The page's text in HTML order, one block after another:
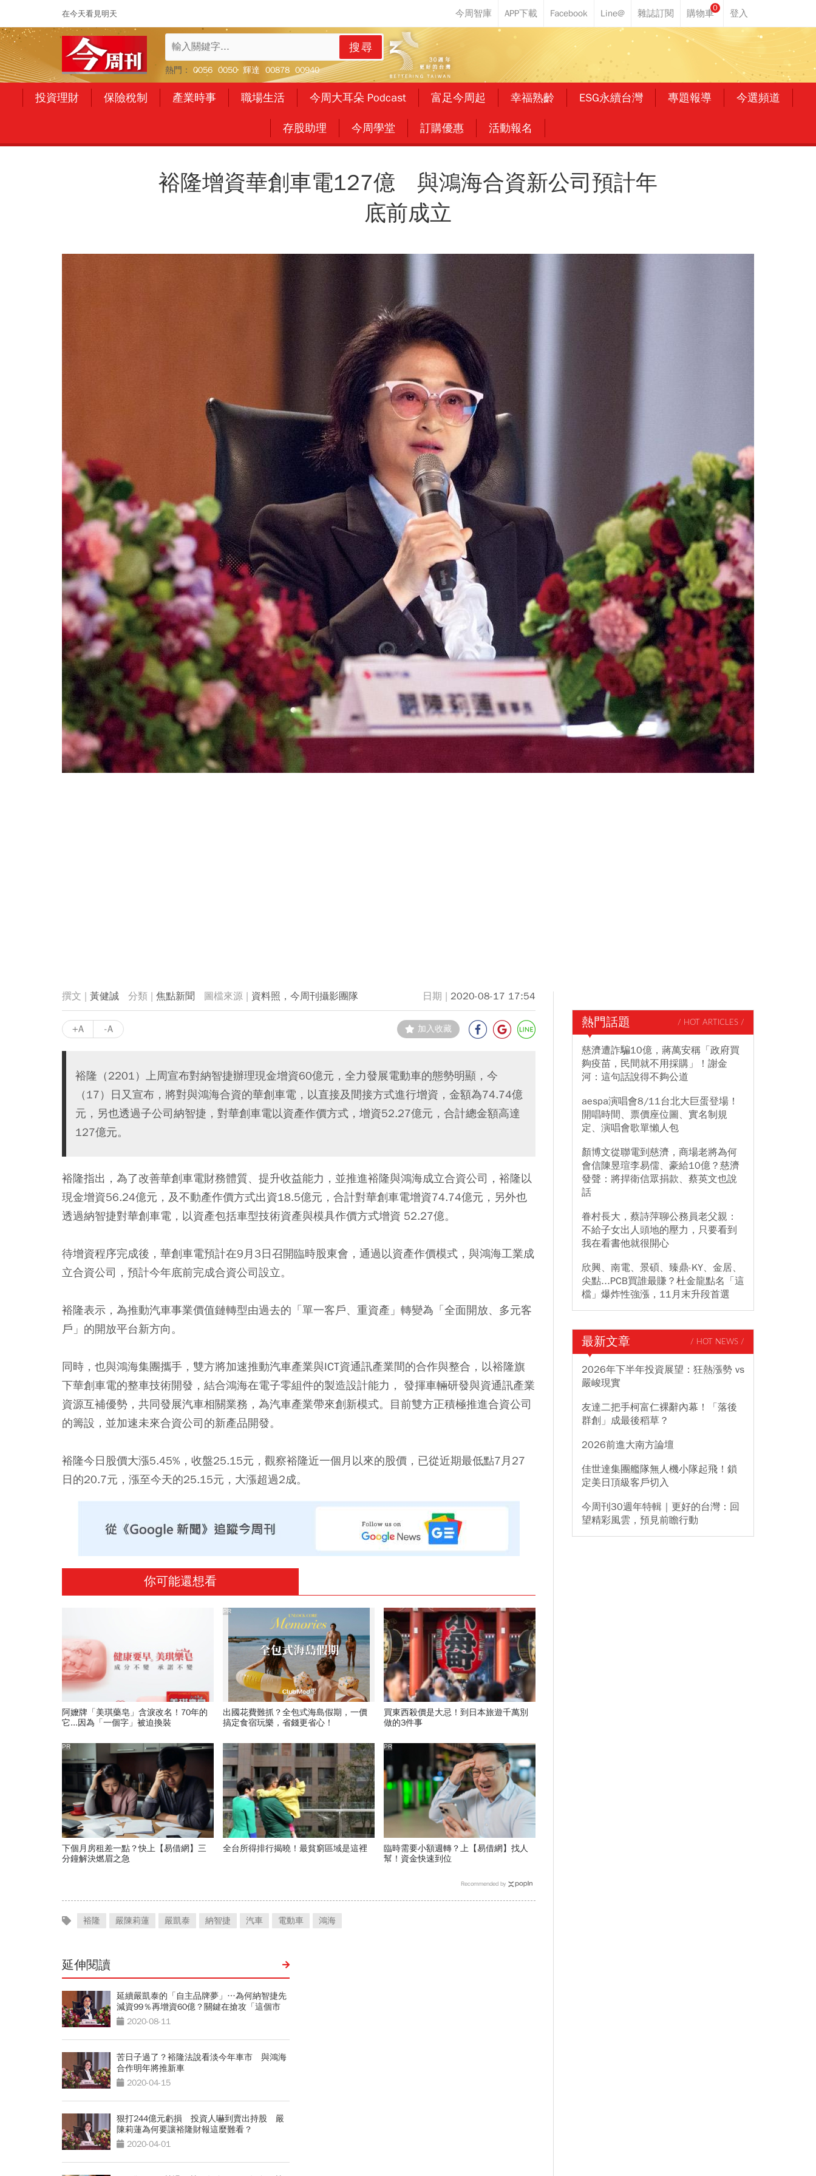
在今天看見明天
0
搜尋
熱門： 0056 0050 輝達 00878 00940
投資理財 保險稅制 產業時事 職場生活 今周大耳朵 Podcast 富足今周起 幸福熟齡 ESG永續台灣 專題報導 今選頻道
存股助理 今周學堂 訂購優惠 活動報名
裕隆增資華創車電127億 與鴻海合資新公司預計年
底前成立
黃健誠 焦點新聞 資料照，今周刊攝影團隊 2020-08-17 17:54
+A -A 加入收藏
裕隆（2201）上周宣布對納智捷辦理現金增資60億元，全力發展電動車的態勢明顯，今
（17）日又宣布，將對與鴻海合資的華創車電，以直接及間接方式進行增資，金額為74.74億
元，另也透過子公司納智捷，對華創車電以資產作價方式，增資52.27億元，合計總金額高達
127億元。
裕隆指出，為了改善華創車電財務體質、提升收益能力，並推進裕隆與鴻海成立合資公司，裕隆以
現金增資56.24億元，及不動產作價方式出資18.5億元，合計對華創車電增資74.74億元，另外也
透過納智捷對華創車電，以資產包括車型技術資產與模具作價方式增資 52.27億。
待增資程序完成後，華創車電預計在9月3日召開臨時股東會，通過以資產作價模式，與鴻海工業成
立合資公司，預計今年底前完成合資公司設立。
裕隆表示，為推動汽車事業價值鏈轉型由過去的「單一客戶、重資產」轉變為「全面開放、多元客
戶」的開放平台新方向。
同時，也與鴻海集團攜手，雙方將加速推動汽車產業與ICT資通訊產業間的合作與整合，以裕隆旗
下華創車電的整車技術開發，結合鴻海在電子零組件的製造設計能力， 發揮車輛研發與資通訊產業
資源互補優勢，共同發展汽車相關業務，為汽車產業帶來創新模式。目前雙方正積極推進合資公司
的籌設，並加速未來合資公司的新產品開發。
裕隆今日股價大漲5.45%，收盤25.15元，觀察裕隆近一個月以來的股價，已從近期最低點7月27
日的20.7元，漲至今天的25.15元，大漲超過2成。
你可能還想看
阿嬤牌「美琪藥皂」含淚改名！70年的
它...因為「一個字」被迫換裝
出國花費難抓？全包式海島假期，一價
搞定食宿玩樂，省錢更省心！
PR
買東西殺價是大忌！到日本旅遊千萬別
做的3件事
下個月房租差一點？快上【易借網】三
分鐘解決燃眉之急
PR
全台所得排行揭曉！最貧窮區域是這裡
臨時需要小額週轉？上【易借網】找人
幫！資金快速到位
PR
Recommended by
裕隆 嚴陳莉蓮 嚴凱泰 納智捷 汽車 電動車 鴻海
延伸閱讀
延續嚴凱泰的「自主品牌夢」…為何納智捷先
減資99％再增資60億？關鍵在搶攻「這個市
場」2020-08-11
苦日子過了？裕隆法說看淡今年車市 與鴻海
合作明年將推新車
2020-04-15
狠打244億元虧損 投資人嚇到賣出持股 嚴
陳莉蓮為何要讓裕隆財報這麼難看？
2020-04-01
熱門話題 / HOT ARTICLES /
慈濟遭詐騙10億，蔣萬安稱「政府買
夠疫苗，民間就不用採購」！謝金
河：這句話說得不夠公道
aespa演唱會8/11台北大巨蛋登場！
開唱時間、票價座位圖、實名制規
定、演唱會歌單懶人包
顏博文從聯電到慈濟，商場老將為何
會信陳昱瑄李易儒、豪給10億？慈濟
發聲：將捍衛信眾捐款、蔡英文也說
話
眷村長大，蔡詩萍聊公務員老父親：
不給子女出人頭地的壓力，只要看到
我在看書他就很開心
欣興、南電、景碩、臻鼎-KY、金居、
尖點...PCB買誰最賺？杜金龍點名「這
檔」爆炸性強漲，11月末升段首選
最新文章 / HOT NEWS /
2026年下半年投資展望：狂熱漲勢 vs
嚴峻現實
友達二把手柯富仁裸辭內幕！「落後
群創」成最後稻草？
2026前進大南方論壇
佳世達集團艦隊無人機小隊起飛！鎖
定美日頂級客戶切入
今周刊30週年特輯｜更好的台灣：回
望精彩風雲，預見前瞻行動